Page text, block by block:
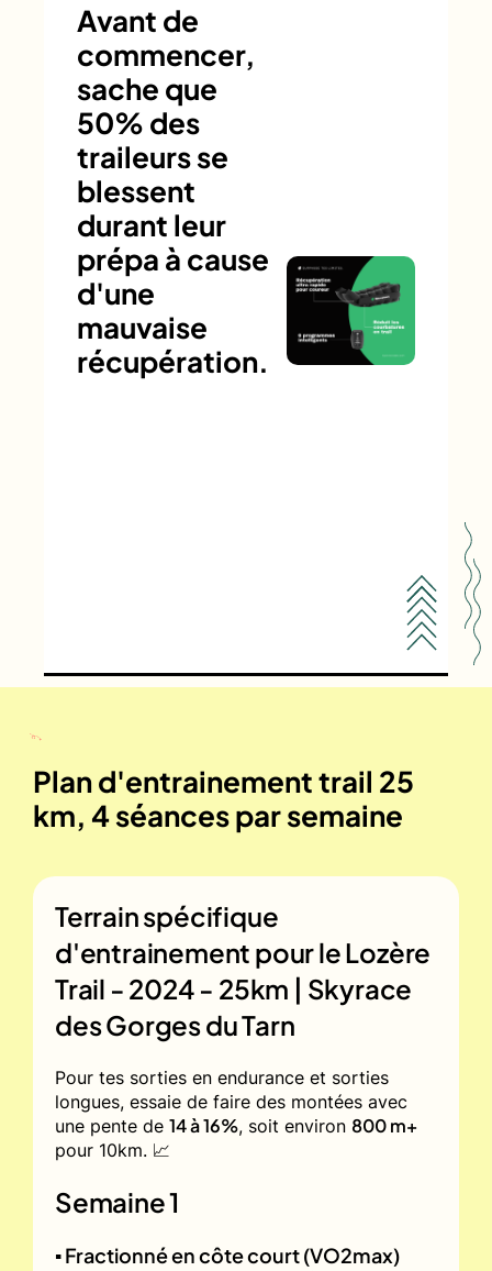
Avant de
commencer,
sache que
50% des
traileurs se
blessent
durant leur
prépa à cause
d'une
mauvaise
récupération.
Plan d'entrainement trail 25
km, 4 séances par semaine
Terrain spécifique
d'entrainement pour leLozère
Trail - 2024 - 25km | Skyrace
des Gorges du Tarn
Pour tes sorties en endurance et sorties
longues, essaie de faire des montées avec
une pente de 14 à 16%, soit environ 800 m+
pour 10km. 📈
Semaine 1
▪️ Fractionné en côte court (VO2max)